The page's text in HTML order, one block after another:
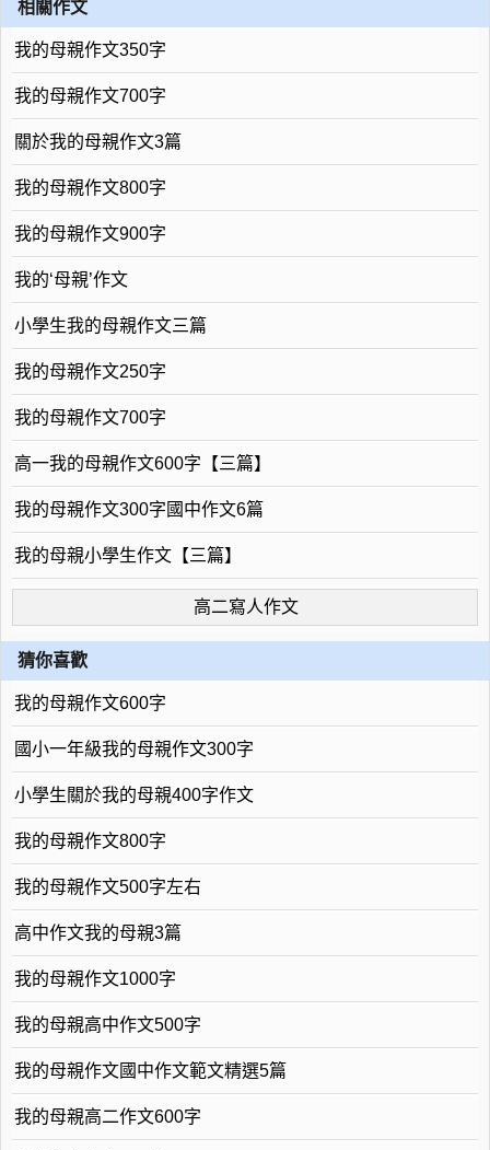
相關作文
我的母親作文350字
我的母親作文700字
關於我的母親作文3篇
我的母親作文800字
我的母親作文900字
我的‘母親’作文
小學生我的母親作文三篇
我的母親作文250字
我的母親作文700字
高一我的母親作文600字【三篇】
我的母親作文300字國中作文6篇
我的母親小學生作文【三篇】
高二寫人作文
猜你喜歡
我的母親作文600字
國小一年級我的母親作文300字
小學生關於我的母親400字作文
我的母親作文800字
我的母親作文500字左右
高中作文我的母親3篇
我的母親作文1000字
我的母親高中作文500字
我的母親作文國中作文範文精選5篇
我的母親高二作文600字